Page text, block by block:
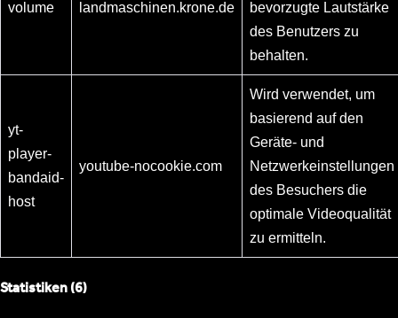
volume landmaschinen.krone.de
bevorzugte Lautstärke
des Benutzers zu
behalten.
yt-
player-
bandaid-
host
youtube-nocookie.com
Wird verwendet, um
basierend auf den
Geräte- und
Netzwerkeinstellungen
des Besuchers die
optimale Videoqualität
zu ermitteln.
Statistiken (6)